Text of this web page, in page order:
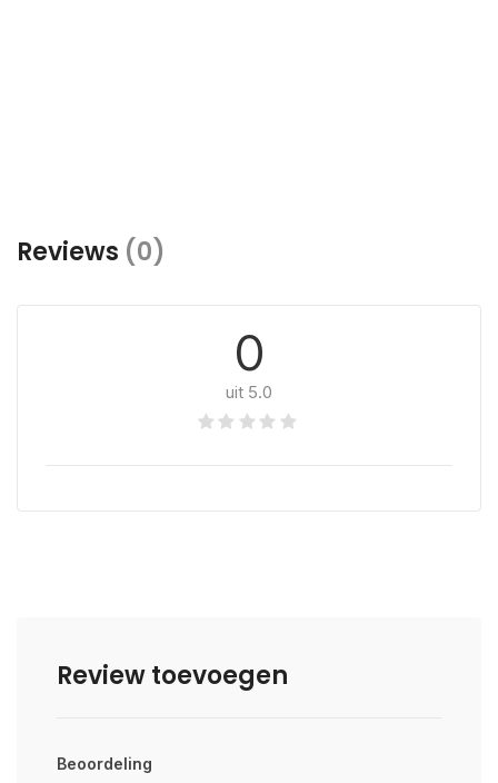
Reviews (0)
0
uit 5.0
Review toevoegen
Beoordeling